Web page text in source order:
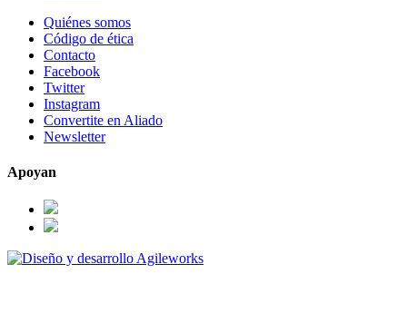
Quiénes somos
Código de ética
Contacto
Facebook
Twitter
Instagram
Convertite en Aliado
Newsletter
Apoyan